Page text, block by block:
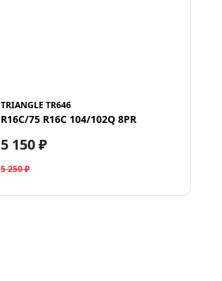
TRIANGLE TR646
R16C/75 R16C 104/102Q 8PR
5 150 ₽
5 250 ₽